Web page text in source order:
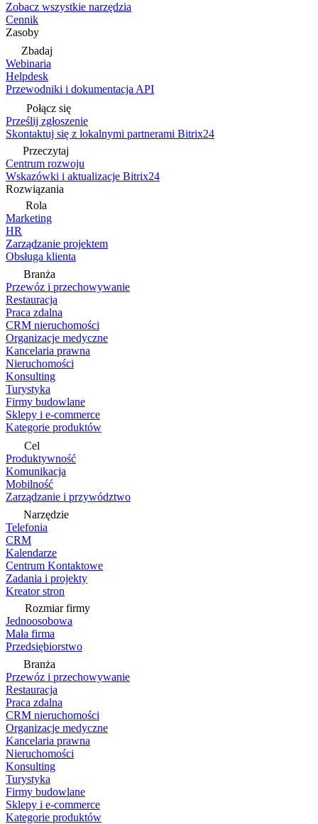
Zobacz wszystkie narzędzia
Cennik
Zasoby
Zbadaj
Webinaria
Helpdesk
Przewodniki i dokumentacja API
Połącz się
Prześlij zgłoszenie
Skontaktuj się z lokalnymi partnerami Bitrix24
Przeczytaj
Centrum rozwoju
Wskazówki i aktualizacje Bitrix24
Rozwiązania
Rola
Marketing
HR
Zarządzanie projektem
Obsługa klienta
Branża
Przewóz i przechowywanie
Restauracja
Praca zdalna
CRM nieruchomości
Organizacje medyczne
Kancelaria prawna
Nieruchomości
Konsulting
Turystyka
Firmy budowlane
Sklepy i e-commerce
Kategorie produktów
Cel
Produktywność
Komunikacja
Mobilność
Zarządzanie i przywództwo
Narzędzie
Telefonia
CRM
Kalendarze
Centrum Kontaktowe
Zadania i projekty
Kreator stron
Rozmiar firmy
Jednoosobowa
Mała firma
Przedsiębiorstwo
Branża
Przewóz i przechowywanie
Restauracja
Praca zdalna
CRM nieruchomości
Organizacje medyczne
Kancelaria prawna
Nieruchomości
Konsulting
Turystyka
Firmy budowlane
Sklepy i e-commerce
Kategorie produktów